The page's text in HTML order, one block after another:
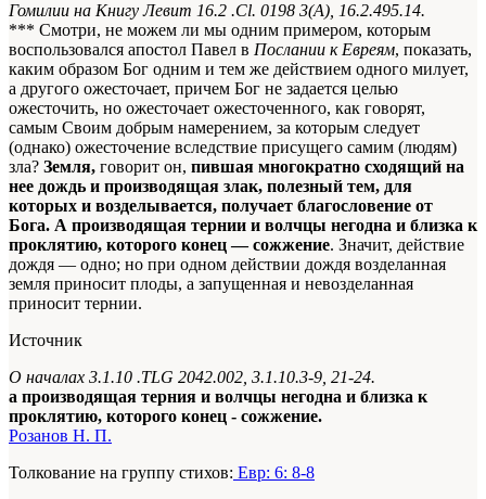
Гомилии на Книгу Левит 16.2 .Сl. 0198 3(А), 16.2.495.14.
*** Смотри, не можем ли мы одним примером, которым
воспользовался апостол Павел в Послании к Евреям, показать,
каким образом Бог одним и тем же действием одного милует,
а другого ожесточает, причем Бог не задается целью
ожесточить, но ожесточает ожесточенного, как говорят,
самым Своим добрым намерением, за которым следует
(однако) ожесточение вследствие присущего самим (людям)
зла? Земля, говорит он, пившая многократно сходящий на
нее дождь и производящая злак, полезный тем, для
которых и возделывается, получает благословение от
Бога. А производящая тернии и волчцы негодна и близка к
проклятию, которого конец — сожжение. Значит, действие
дождя — одно; но при одном действии дождя возделанная
земля приносит плоды, а запущенная и невозделанная
приносит тернии.
Источник
О началах 3.1.10 .ТLG 2042.002, 3.1.10.3-9, 21-24.
а производящая терния и волчцы негодна и близка к
проклятию, которого конец - сожжение.
Розанов Н. П.
Толкование на группу стихов: Евр: 6: 8-8